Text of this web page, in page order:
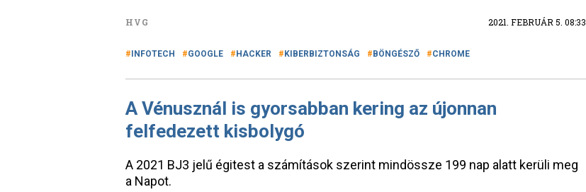
HVG 2021. FEBRUÁR 5. 08:33
INFOTECH GOOGLE HACKER KIBERBIZTONSÁG BÖNGÉSZŐ CHROME
A Vénusznál is gyorsabban kering az újonnan
felfedezett kisbolygó
A 2021 BJ3 jelű égitest a számítások szerint mindössze 199 nap alatt kerüli meg
a Napot.